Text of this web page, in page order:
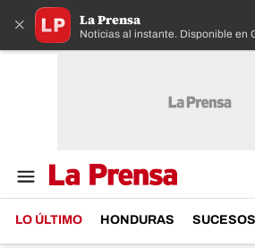
× La Prensa
Noticias al instante. Disponible en
LO ÚLTIMO HONDURAS SUCESOS